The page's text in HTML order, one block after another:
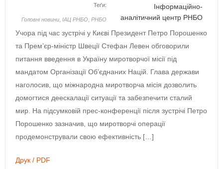
Теґи:
Головнi новини ІАЦ РНБО РНБО
Інформаційно-
аналітичний центр РНБО
Учора під час зустрічі у Києві Президент Петро Порошенко
та Прем’єр-міністр Швеції Стефан Левен обговорили
питання введення в Україну миротворчої місії під
мандатом Організації Об’єднаних Націй. Глава держави
наголосив, що міжнародна миротворча місія дозволить
домогтися деескалації ситуації та забезпечити сталий
мир. На підсумковій прес-конференції після зустрічі Петро
Порошенко зазначив, що миротворчі операції
продемонстрували свою ефективність […]
Друк / PDF